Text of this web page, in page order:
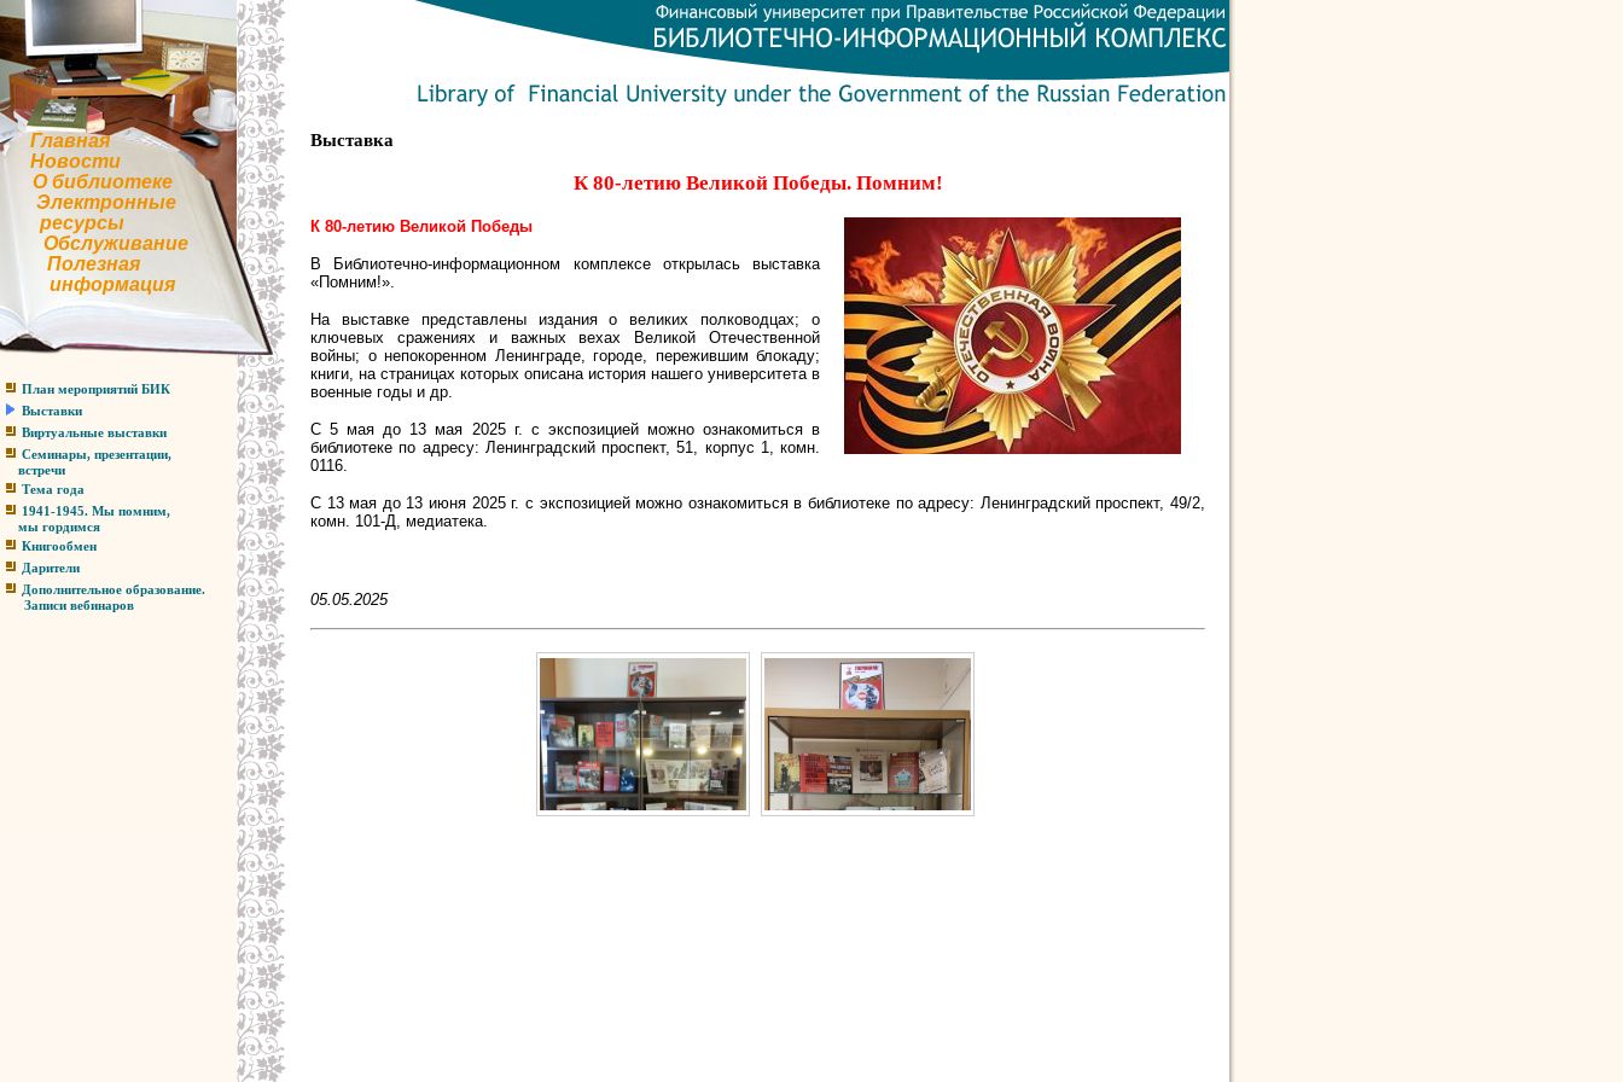
Главная
Новости
О библиотеке
Электронные
ресурсы
Обслуживание
Полезная
информация
План мероприятий БИК
Выставки
Виртуальные выставки
Семинары, презентации,
встречи
Тема года
1941-1945. Мы помним,
мы гордимся
Книгообмен
Дарители
Дополнительное образование.
Записи вебинаров
Выставка
К 80-летию Великой Победы. Помним!
К 80-летию Великой Победы
В Библиотечно-информационном комплексе открылась выставка
«Помним!».
На выставке представлены издания о великих полководцах; о
ключевых сражениях и важных вехах Великой Отечественной
войны; о непокоренном Ленинграде, городе, пережившим блокаду;
книги, на страницах которых описана история нашего университета в
военные годы и др.
С 5 мая до 13 мая 2025 г. с экспозицией можно ознакомиться в
библиотеке по адресу: Ленинградский проспект, 51, корпус 1, комн.
0116.
С 13 мая до 13 июня 2025 г. с экспозицией можно ознакомиться в библиотеке по адресу: Ленинградский проспект, 49/2,
комн. 101-Д, медиатека.
05.05.2025